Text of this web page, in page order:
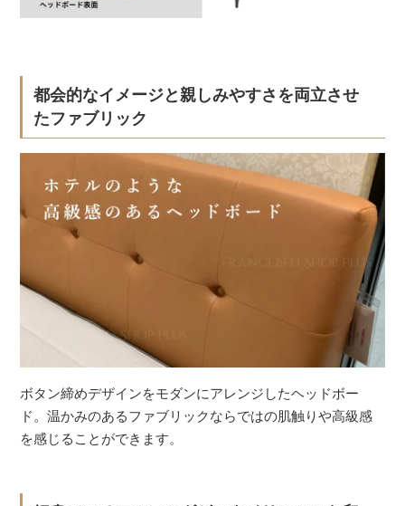
都会的なイメージと親しみやすさを両立させ
たファブリック
ボタン締めデザインをモダンにアレンジしたヘッドボー
ド。温かみのあるファブリックならではの肌触りや高級感
を感じることができます。